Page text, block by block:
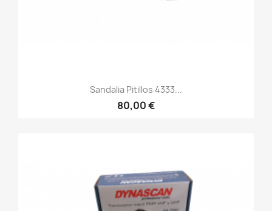
Sandalia Pitillos 4333...
80,00 €